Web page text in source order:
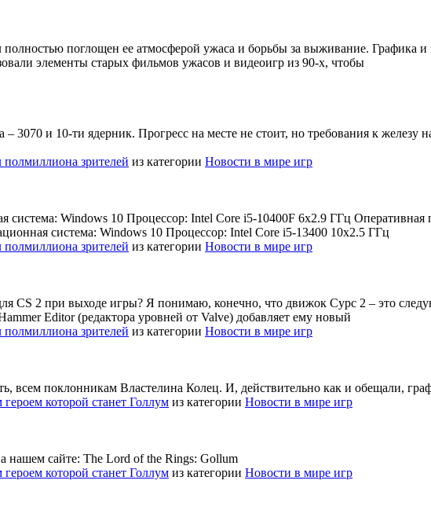
поглощен ее атмосферой ужаса и борьбы за выживание. Графика и
элементы старых фильмов ужасов и видеоигр из 90-х, чтобы
– 3070 и 10-ти ядерник. Прогресс на месте не стоит, но требования к
зрителей из категории Новости в мире игр
Windows 10 Процессор: Intel Core i5-10400F 6x2.9 ГГц
система: Windows 10 Процессор: Intel Core i5-13400 10x2.5 ГГц
зрителей из категории Новости в мире игр
CS 2 при выходе игры? Я понимаю, конечно, что движок Сурс 2 – это
Editor (редактора уровней от Valve) добавляет ему новый
зрителей из категории Новости в мире игр
всем поклонникам Властелина Колец. И, действительно как и обещали,
которой станет Голлум из категории Новости в мире игр
нашем сайте: The Lord of the Rings: Gollum
которой станет Голлум из категории Новости в мире игр